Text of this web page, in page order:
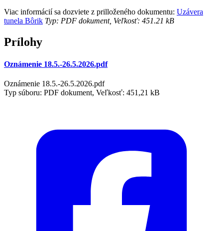
Viac informácií sa dozviete z prilloženého dokumentu: Uzávera
tunela Bôrik Typ: PDF dokument, Veľkosť: 451.21 kB
Prílohy
Oznámenie 18.5.-26.5.2026.pdf
Oznámenie 18.5.-26.5.2026.pdf
Typ súboru: PDF dokument, Veľkosť: 451,21 kB